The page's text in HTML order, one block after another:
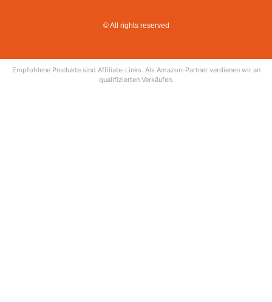
© All rights reserved
Empfohlene Produkte sind Affiliate-Links. Als Amazon-Partner verdienen wir an
qualifizierten Verkäufen.